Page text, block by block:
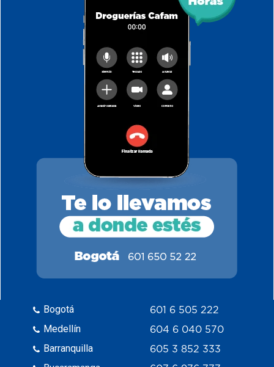
Bogotá
Medellín
Barranquilla
601 6 505 222
604 6 040 570
605 3 852 333